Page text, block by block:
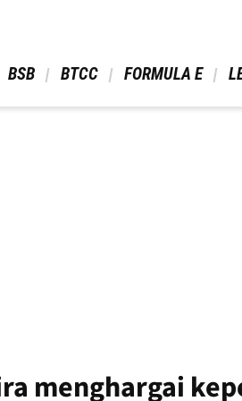
BSB BTCC FORMULA E
menghargai